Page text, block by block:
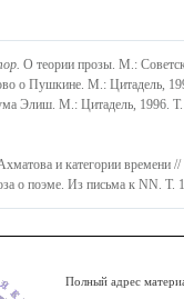
О теории прозы. М.:
о Пушкине. М.: Цитадель,
Элиш. М.: Цитадель, 1996.
и категории времени
о поэме. Из письма к NN. Т.
Полный адрес